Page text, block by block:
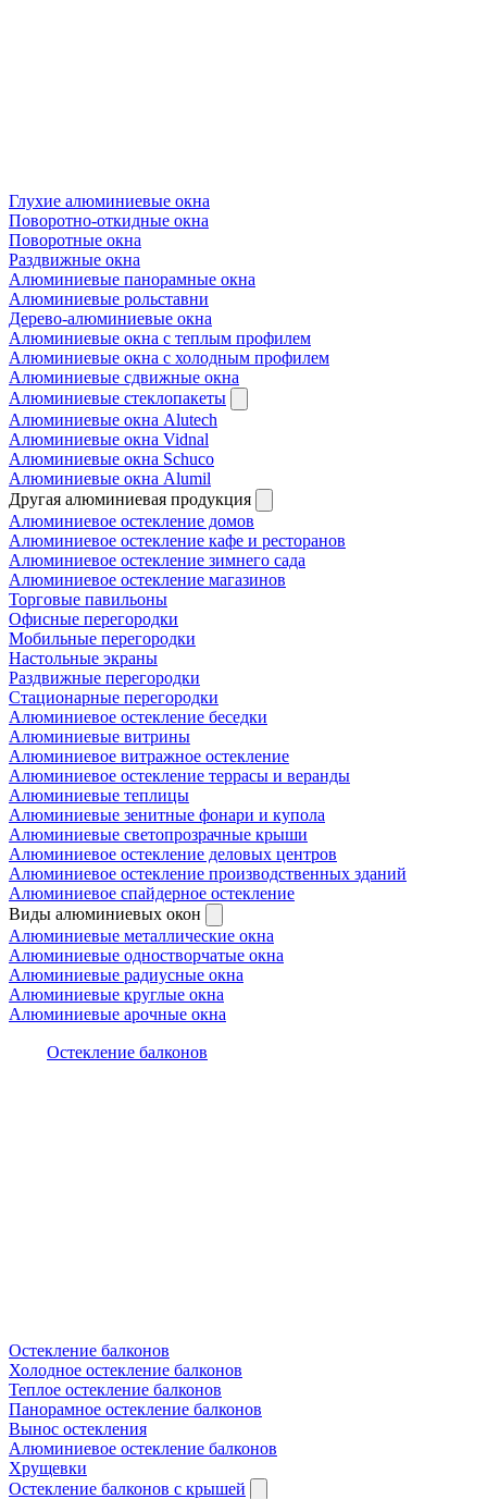
Глухие алюминиевые окна
Поворотно-откидные окна
Поворотные окна
Раздвижные окна
Алюминиевые панорамные окна
Алюминиевые рольставни
Дерево-алюминиевые окна
Алюминиевые окна с теплым профилем
Алюминиевые окна с холодным профилем
Алюминиевые сдвижные окна
Алюминиевые стеклопакеты
Алюминиевые окна Alutech
Алюминиевые окна Vidnal
Алюминиевые окна Schuco
Алюминиевые окна Alumil
Другая алюминиевая продукция
Алюминиевое остекление домов
Алюминиевое остекление кафе и ресторанов
Алюминиевое остекление зимнего сада
Алюминиевое остекление магазинов
Торговые павильоны
Офисные перегородки
Мобильные перегородки
Настольные экраны
Раздвижные перегородки
Стационарные перегородки
Алюминиевое остекление беседки
Алюминиевые витрины
Алюминиевое витражное остекление
Алюминиевое остекление террасы и веранды
Алюминиевые теплицы
Алюминиевые зенитные фонари и купола
Алюминиевые светопрозрачные крыши
Алюминиевое остекление деловых центров
Алюминиевое остекление производственных зданий
Алюминиевое спайдерное остекление
Виды алюминиевых окон
Алюминиевые металлические окна
Алюминиевые одностворчатые окна
Алюминиевые радиусные окна
Алюминиевые круглые окна
Алюминиевые арочные окна
Остекление балконов
Остекление балконов
Холодное остекление балконов
Теплое остекление балконов
Панорамное остекление балконов
Вынос остекления
Алюминиевое остекление балконов
Хрущевки
Остекление балконов с крышей